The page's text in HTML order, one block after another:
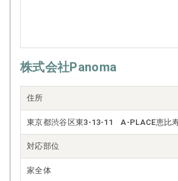
株式会社Panoma
住所
東京都渋谷区東3-13-11 A-PLACE恵比
対応部位
家全体